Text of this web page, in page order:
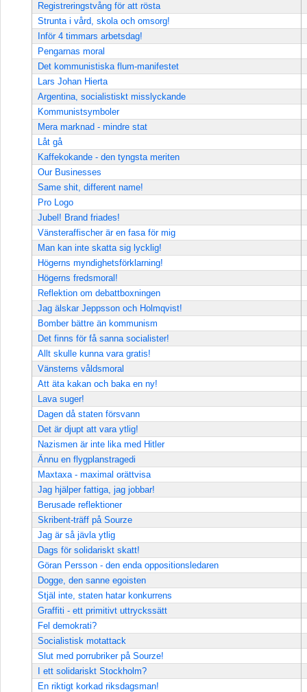
Registreringstvång för att rösta
Strunta i vård, skola och omsorg!
Inför 4 timmars arbetsdag!
Pengarnas moral
Det kommunistiska flum-manifestet
Lars Johan Hierta
Argentina, socialistiskt misslyckande
Kommunistsymboler
Mera marknad - mindre stat
Låt gå
Kaffekokande - den tyngsta meriten
Our Businesses
Same shit, different name!
Pro Logo
Jubel! Brand friades!
Vänsteraffischer är en fasa för mig
Man kan inte skatta sig lycklig!
Högerns myndighetsförklarning!
Högerns fredsmoral!
Reflektion om debattboxningen
Jag älskar Jeppsson och Holmqvist!
Bomber bättre än kommunism
Det finns för få sanna socialister!
Allt skulle kunna vara gratis!
Vänsterns våldsmoral
Att äta kakan och baka en ny!
Lava suger!
Dagen då staten försvann
Det är djupt att vara ytlig!
Nazismen är inte lika med Hitler
Ännu en flygplanstragedi
Maxtaxa - maximal orättvisa
Jag hjälper fattiga, jag jobbar!
Berusade reflektioner
Skribent-träff på Sourze
Jag är så jävla ytlig
Dags för solidariskt skatt!
Göran Persson - den enda oppositionsledaren
Dogge, den sanne egoisten
Stjäl inte, staten hatar konkurrens
Graffiti - ett primitivt uttryckssätt
Fel demokrati?
Socialistisk motattack
Slut med porrubriker på Sourze!
I ett solidariskt Stockholm?
En riktigt korkad riksdagsman!